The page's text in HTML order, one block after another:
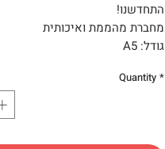
התחדשנו!
מחברת מהממת ואיכותית
גודל: A5
60 עמודים שורותQuantity *